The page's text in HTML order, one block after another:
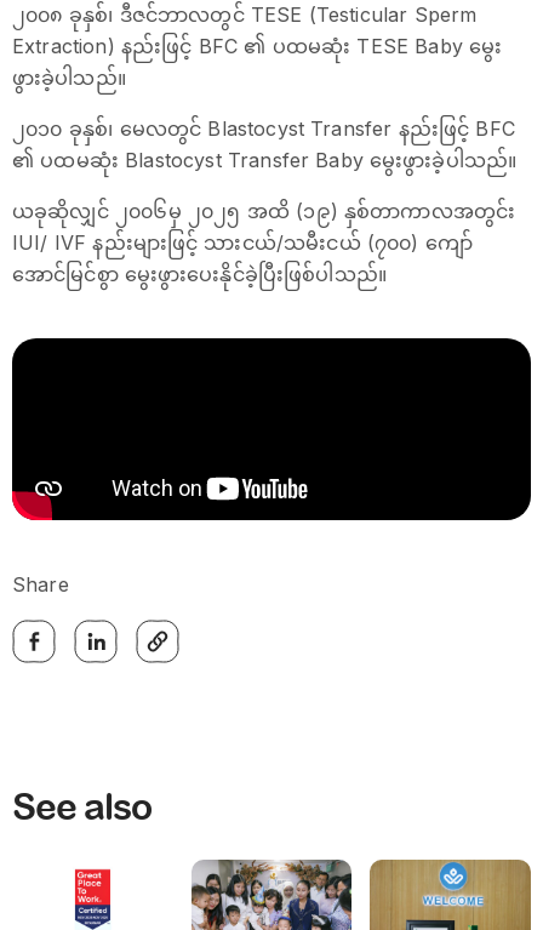
၂၀၀၈ ခုနှစ်၊ ဒီဇင်ဘာလတွင် TESE (Testicular Sperm
Extraction) နည်းဖြင့် BFC ၏ ပထမဆုံး TESE Baby မွေး
ဖွားခဲ့ပါသည်။
၂၀၁၀ ခုနှစ်၊ မေလတွင် Blastocyst Transfer နည်းဖြင့် BFC
၏ ပထမဆုံး Blastocyst Transfer Baby မွေးဖွားခဲ့ပါသည်။
ယခုဆိုလျှင် ၂၀၀၆မှ ၂၀၂၅ အထိ (၁၉) နှစ်တာကာလအတွင်း
IUI/ IVF နည်းများဖြင့် သားငယ်/သမီးငယ် (၇၀၀) ကျော်
အောင်မြင်စွာ မွေးဖွားပေးနိုင်ခဲ့ပြီးဖြစ်ပါသည်။
Share
See also